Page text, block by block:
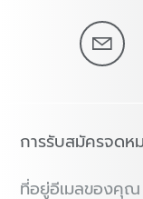
การรับสมัครจดห
ที่อยู่อีเมลของคุณ